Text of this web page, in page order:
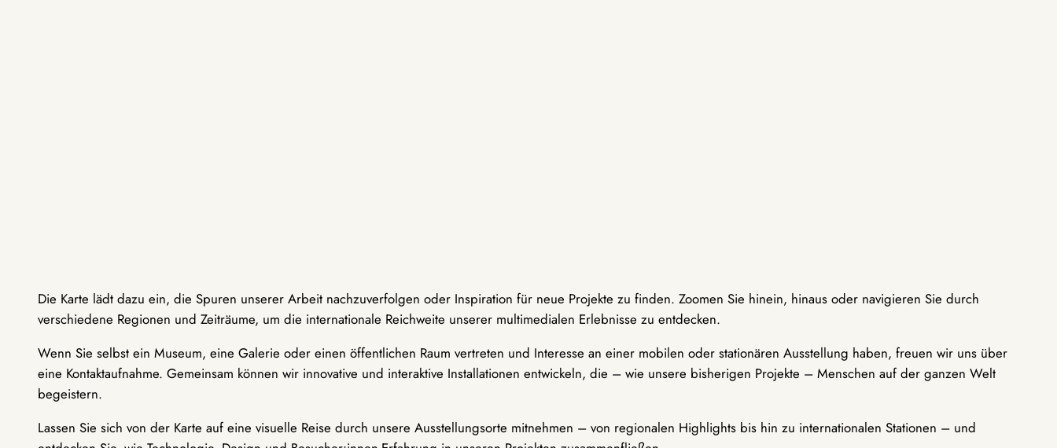
Die Karte lädt dazu ein, die Spuren unserer Arbeit nachzuverfolgen oder Inspiration für neue Projekte zu finden. Zoomen Sie hinein, hinaus oder navigieren Sie durch
verschiedene Regionen und Zeiträume, um die internationale Reichweite unserer multimedialen Erlebnisse zu entdecken.
Wenn Sie selbst ein Museum, eine Galerie oder einen öffentlichen Raum vertreten und Interesse an einer mobilen oder stationären Ausstellung haben, freuen wir uns über
eine Kontaktaufnahme. Gemeinsam können wir innovative und interaktive Installationen entwickeln, die – wie unsere bisherigen Projekte – Menschen auf der ganzen Welt
begeistern.
Lassen Sie sich von der Karte auf eine visuelle Reise durch unsere Ausstellungsorte mitnehmen – von regionalen Highlights bis hin zu internationalen Stationen – und